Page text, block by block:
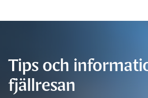
Tips och
fjällresan